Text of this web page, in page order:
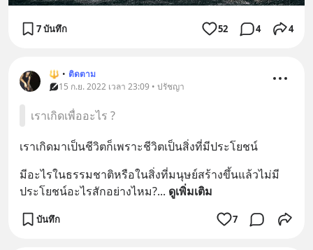
7 บันทึก 52 4 4
🔱 • ติดตาม
15 ก.ย. 2022 เวลา 23:09 • ปรัชญา
เราเกิดเพื่ออะไร ?
เราเกิดมาเป็นชีวิตก็เพราะชีวิตเป็นสิ่งที่มีประโยชน์
มีอะไรในธรรมชาติหรือในสิ่งที่มนุษย์สร้างขึ้นแล้วไม่มี
ประโยชน์อะไรสักอย่างไหม?... ดูเพิ่มเติม
บันทึก 7